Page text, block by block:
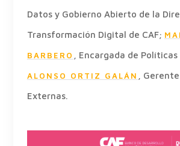
Datos y Gobierno Abierto de la
Transformación Digital de CAF;
BARBERO , Encargada de Políticas
ALONSO ORTIZ GALÁN ,
Externas.